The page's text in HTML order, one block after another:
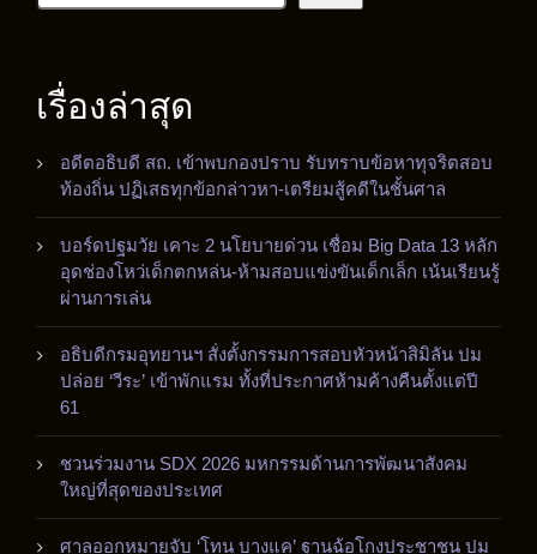
เรื่องล่าสุด
อดีตอธิบดี สถ. เข้าพบกองปราบ รับทราบข้อหาทุจริตสอบ
ท้องถิ่น ปฏิเสธทุกข้อกล่าวหา-เตรียมสู้คดีในชั้นศาล
บอร์ดปฐมวัย เคาะ 2 นโยบายด่วน เชื่อม Big Data 13 หลัก
อุดช่องโหว่เด็กตกหล่น-ห้ามสอบแข่งขันเด็กเล็ก เน้นเรียนรู้
ผ่านการเล่น
อธิบดีกรมอุทยานฯ สั่งตั้งกรรมการสอบหัวหน้าสิมิลัน ปม
ปล่อย ‘วีระ’ เข้าพักแรม ทั้งที่ประกาศห้ามค้างคืนตั้งแต่ปี
61
ชวนร่วมงาน SDX 2026 มหกรรมด้านการพัฒนาสังคม
ใหญ่ที่สุดของประเทศ
ศาลออกหมายจับ ‘โทน บางแค’ ฐานฉ้อโกงประชาชน ปม